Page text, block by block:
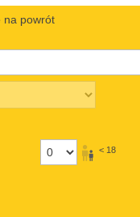
na powrót
< 18